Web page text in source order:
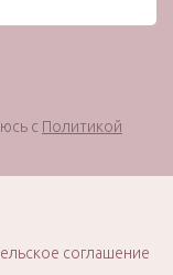
с Политикой
соглашение